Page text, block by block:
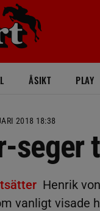
ÅSIKT PLAY
2018 18:38
seger
Henrik
vanligt visade